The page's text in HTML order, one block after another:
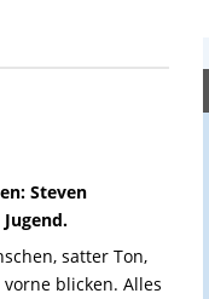
Steven
satter Ton,
blicken. Alles